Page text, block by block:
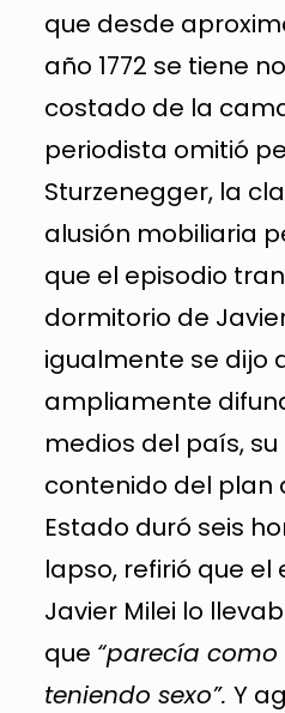
que desde
año 1772 se tiene
costado de la
periodista omitió
Sturzenegger, la
alusión mobiliaria
que el episodio
dormitorio de
igualmente se dijo
ampliamente
medios del país,
contenido del plan
Estado duró seis
lapso, refirió que
Javier Milei lo
que “parecía
teniendo sexo”. Y